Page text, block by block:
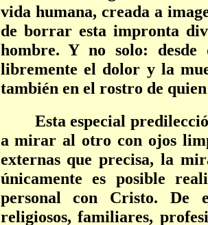
vida humana, creada a
de borrar esta impronta
hombre. Y no solo:
libremente el dolor y la
también en el rostro de quien
Esta especial
a mirar al otro con ojos
externas que precisa, la
únicamente es posible
personal con Cristo. De
religiosos, familiares,